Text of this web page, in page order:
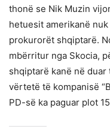
thonë se Nik Muzin
hetuesit amerikanë
prokurorët shqiptarë.
mbërritur nga Skocia,
shqiptarë kanë në
vërtetë të kompanisë
PD-së ka paguar plot